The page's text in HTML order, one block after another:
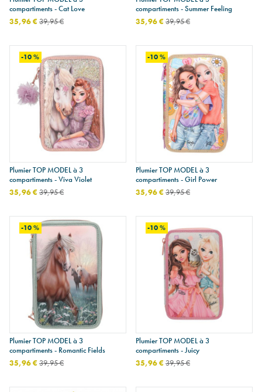
compartiments - Cat Love
35,96 €39,95 €
compartiments - Summer Feeling
35,96 €39,95 €
-10 %
Plumier TOP MODEL à 3
compartiments - Viva Violet
35,96 €39,95 €
-10 %
Plumier TOP MODEL à 3
compartiments - Girl Power
35,96 €39,95 €
-10 %
Plumier TOP MODEL à 3
compartiments - Romantic Fields
35,96 €39,95 €
-10 %
Plumier TOP MODEL à 3
compartiments - Juicy
35,96 €39,95 €